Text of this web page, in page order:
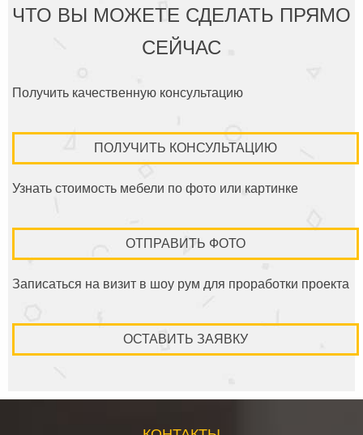
ЧТО ВЫ МОЖЕТЕ СДЕЛАТЬ ПРЯМО
СЕЙЧАС
Получить качественную консультацию
ПОЛУЧИТЬ КОНСУЛЬТАЦИЮ
Узнать стоимость мебели по фото или картинке
ОТПРАВИТЬ ФОТО
Записаться на визит в шоу рум для проработки проекта
ОСТАВИТЬ ЗАЯВКУ